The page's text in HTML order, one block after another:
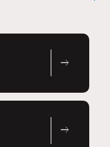
east
east